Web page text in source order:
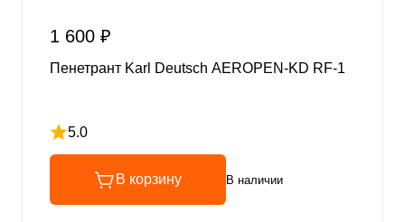
1 600 ₽
Пенетрант Karl Deutsch AEROPEN-KD RF-1
5.0
Рейтинг 5 из 5
В корзину В наличии